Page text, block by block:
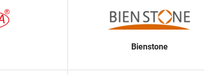
Bienstone